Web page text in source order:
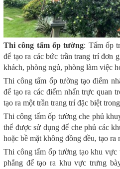
Thi công tấm ốp tường: Tấm ốp
để tạo ra các bức trần trang trí đơn
khách, phòng ngủ, phòng làm việc
Thi công tấm ốp tường tạo điểm
để tạo ra các điểm nhấn trực quan
tạo ra một trần trang trí đặc biệt
Thi công tấm ốp tường che phủ
thể được sử dụng để che phủ các
hoặc bề mặt không đồng đều, tạo ra
Thi công tấm ốp tường tạo khu vực
phẳng để tạo ra khu vực trưng